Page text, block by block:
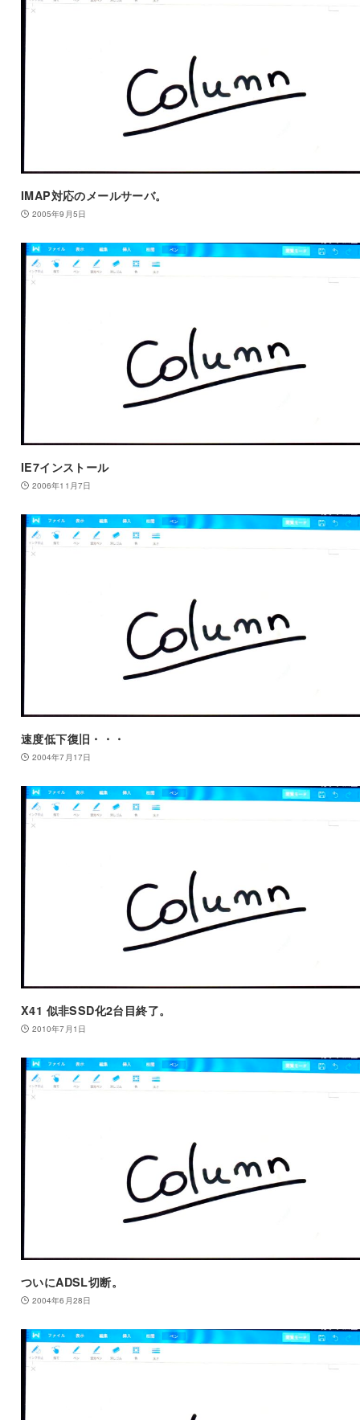
IMAP対応のメールサーバ。
2005年9月5日
IE7インストール
2006年11月7日
速度低下復旧・・・
2004年7月17日
X41 似非SSD化2台目終了。
2010年7月1日
ついにADSL切断。
2004年6月28日